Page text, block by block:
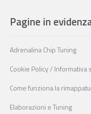
Pagine in
Adrenalina Chip Tuning
Cookie Policy / Informativa
Come funziona la
Elaborazioni e Tuning